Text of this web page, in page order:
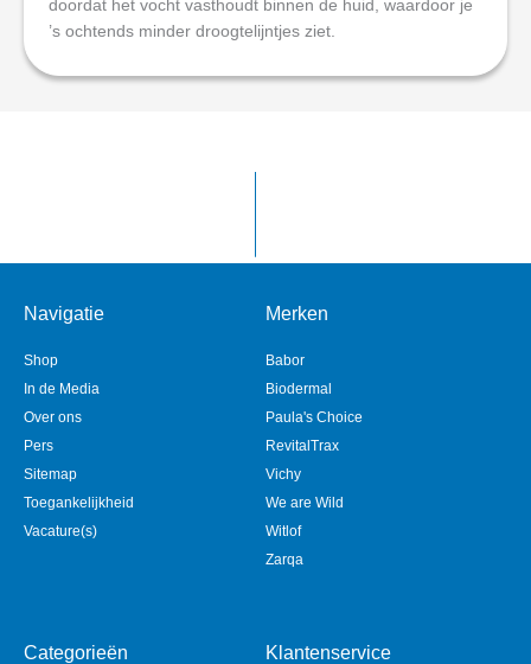
doordat het vocht vasthoudt binnen de huid, waardoor je
’s ochtends minder droogtelijntjes ziet.
Navigatie
Shop
In de Media
Over ons
Pers
Sitemap
Toegankelijkheid
Vacature(s)
Merken
Babor
Biodermal
Paula's Choice
RevitalTrax
Vichy
We are Wild
Witlof
Zarqa
Categorieën Klantenservice